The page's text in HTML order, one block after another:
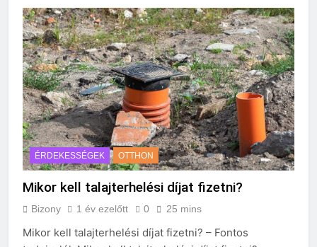
ÉRDEKESSÉGEK OTTHON
Mikor kell talajterhelési díjat fizetni?
Bizony 1 év ezelőtt 0 25 mins
Mikor kell talajterhelési díjat fizetni? – Fontos